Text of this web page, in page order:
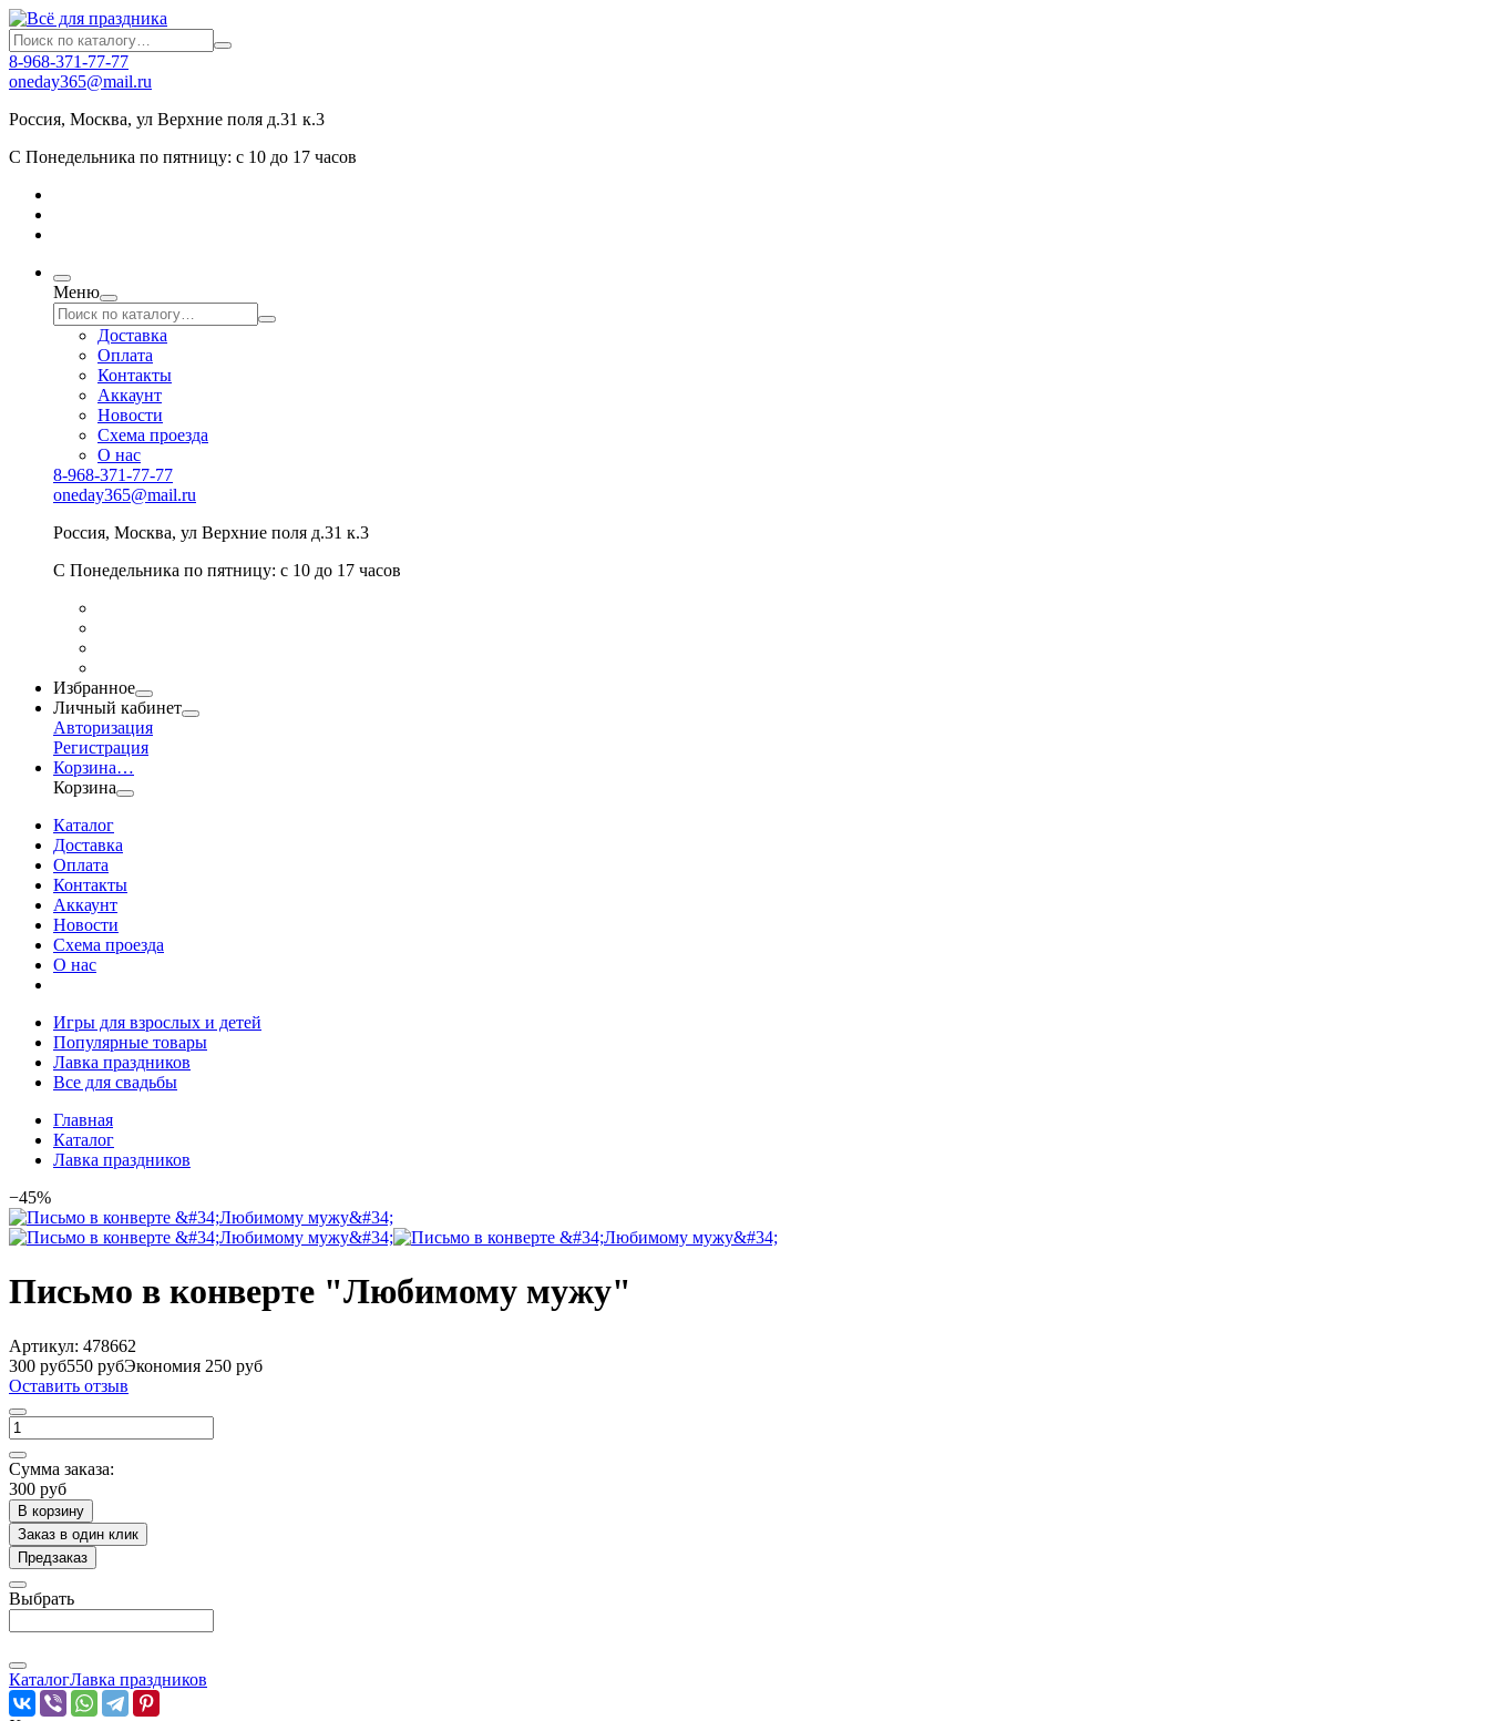
8-968-371-77-77
oneday365@mail.ru
Россия, Москва, ул Верхние поля д.31 к.3
С Понедельника по пятницу: с 10 до 17 часов
Меню
Доставка
Оплата
Контакты
Аккаунт
Новости
Схема проезда
О нас
8-968-371-77-77
oneday365@mail.ru
Россия, Москва, ул Верхние поля д.31 к.3
С Понедельника по пятницу: с 10 до 17 часов
Избранное
Личный кабинет
Авторизация
Регистрация
Корзина…
Корзина
Каталог
Доставка
Оплата
Контакты
Аккаунт
Новости
Схема проезда
О нас
Игры для взрослых и детей
Популярные товары
Лавка праздников
Все для свадьбы
Главная
Каталог
Лавка праздников
−45%
Письмо в конверте "Любимому мужу"
Артикул: 478662
300 руб550 рубЭкономия 250 руб
Оставить отзыв
Сумма заказа:
300 руб
В корзину
Заказ в один клик
Предзаказ
Выбрать
КаталогЛавка праздников